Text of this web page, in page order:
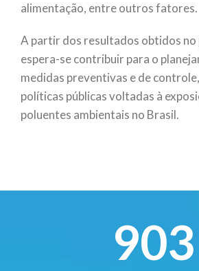
alimentação, entre outros fatores.
A partir dos resultados obtidos no
espera-se contribuir para o
medidas preventivas e de
políticas públicas voltadas à
poluentes ambientais no Brasil.
903